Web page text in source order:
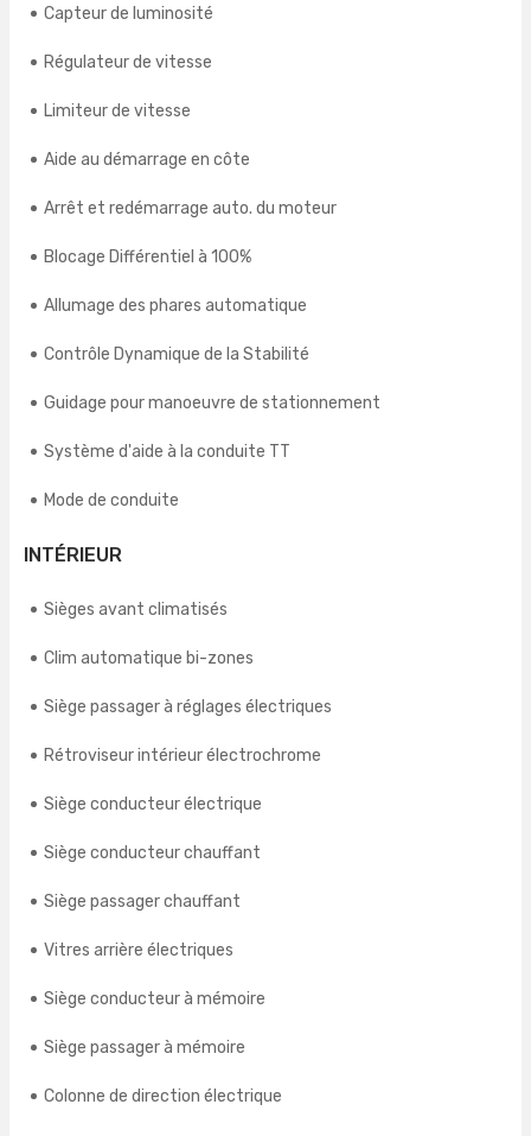
Capteur de luminosité
Régulateur de vitesse
Limiteur de vitesse
Aide au démarrage en côte
Arrêt et redémarrage auto. du moteur
Blocage Différentiel à 100%
Allumage des phares automatique
Contrôle Dynamique de la Stabilité
Guidage pour manoeuvre de stationnement
Système d'aide à la conduite TT
Mode de conduite
INTÉRIEUR
Sièges avant climatisés
Clim automatique bi-zones
Siège passager à réglages électriques
Rétroviseur intérieur électrochrome
Siège conducteur électrique
Siège conducteur chauffant
Siège passager chauffant
Vitres arrière électriques
Siège conducteur à mémoire
Siège passager à mémoire
Colonne de direction électrique